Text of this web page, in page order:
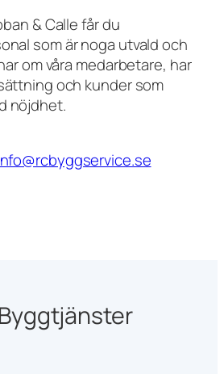
& Calle får du
som är noga utvald och
om våra medarbetare, har
och kunder som
nöjdhet.